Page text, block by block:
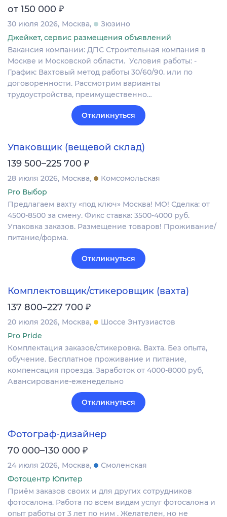
от 150 000 ₽
30 июля 2026 Москва
Зюзино
Джейкет, сервис размещения объявлений
Вакансия компании: ДПС Строительная компания в
Москве и Московской области. Условия работы: -
График: Вахтовый метод работы 30/60/90. или по
договоренности. Рассмотрим варианты
трудоустройства, преимущественно…
Откликнуться
Упаковщик (вещевой склад)
139 500–225 700 ₽
28 июля 2026 Москва
Комсомольская
Pro Выбор
Предлагаем вахту «под ключ» Москва! МО! Сделка: от
4500-8500 за смену. Фикс ставка: 3500-4000 руб.
Упаковка заказов. Размещение товаров! Проживание/
питание/форма.
Откликнуться
Комплектовщик/стикеровщик (вахта)
137 800–227 700 ₽
20 июля 2026 Москва
Шоссе Энтузиастов
Pro Pride
Комплектация заказов/стикеровка. Вахта. Без опыта,
обучение. Бесплатное проживание и питание,
компенсация проезда. Заработок от 4000-8000 руб,
Авансирование-еженедельно
Откликнуться
Фотограф-дизайнер
70 000–130 000 ₽
24 июля 2026 Москва
Смоленская
Фотоцентр Юпитер
Приём заказов своих и для других сотрудников
фотосалона. Работа по всем видам услуг фотосалона и
опыт работы от 3 лет по ним . Желателен, но не